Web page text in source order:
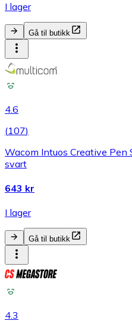
I lager
Gå til butikk
4.6
(107)
Wacom Intuos Creative Pen
svart
643 kr
I lager
Gå til butikk
4.3